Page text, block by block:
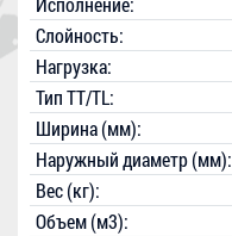
Слойность:
Нагрузка:
Тип TT/TL:
Ширина (мм):
Наружный диаметр (мм):
Вес (кг):
Объем (м3):